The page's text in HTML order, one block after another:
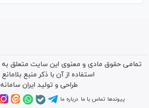
تمامی حقوق مادی و معنوی این سایت متعلق به
استفاده از آن با ذکر منبع
طراحی و تولید ایران سامانه
پیوندها تماس با ما درباره ما